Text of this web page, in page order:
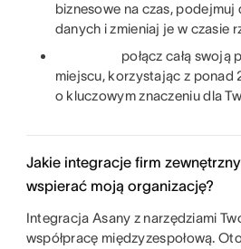
biznesowe na czas,
danych i zmieniaj je w czasie
połącz całą swoją
miejscu, korzystając z
o kluczowym znaczeniu dla
Jakie integracje firm
wspierać moją organizację?
Integracja Asany z narzędziami
współpracę międzyzespołową.